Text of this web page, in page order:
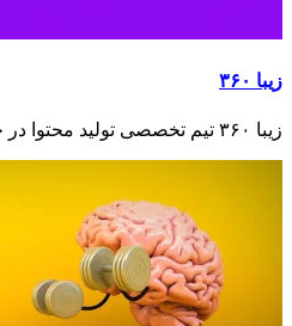
زیبا ۳۶۰
زیبا ۳۶۰ تیم تخصصی تولید محتوا در حوزه‌های مختلف تناسب اندام ، مراقبت از پوست و مو ، آرایشی و زیبایی ، ورزش و سلامتی ، تغذیه سالم و غذاهای رژیمی است